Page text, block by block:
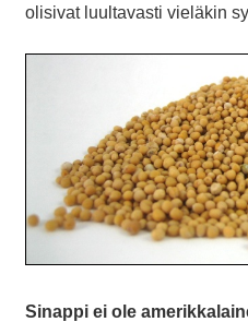
olisivat luultavasti vieläkin
Sinappi ei ole